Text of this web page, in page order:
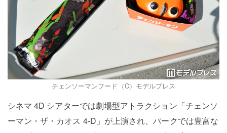
チェンソーマンフード（C）モデルプレス
シネマ 4D シアターでは劇場型アトラクション「チェンソ
ーマン・ザ・カオス 4-D」が上演され、パークでは豊富な